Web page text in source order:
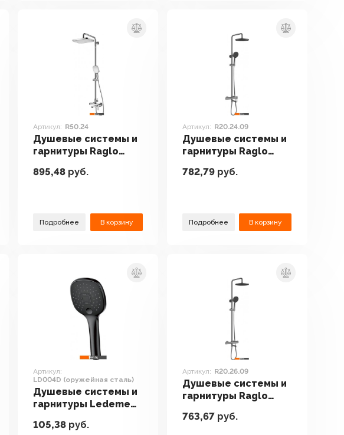
Артикул: R50.24
Душевые системы и
гарнитуры Raglo
895,48 руб.
Подробнее В корзину
Артикул: R20.24.09
Душевые системы и
гарнитуры Raglo
782,79 руб.
Подробнее В корзину
Артикул:
LD004D (оружейная сталь)
Душевые системы и
гарнитуры Ledeme
сталь)
105,38 руб.
Артикул: R20.26.09
Душевые системы и
гарнитуры Raglo
763,67 руб.